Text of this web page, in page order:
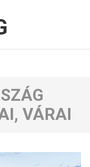
VÁRAI